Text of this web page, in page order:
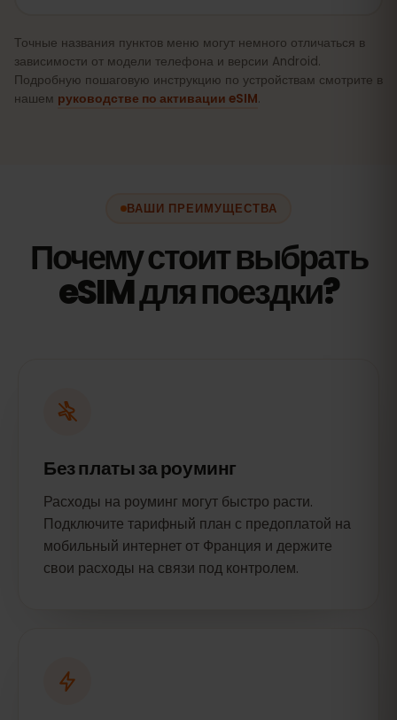
Точные названия пунктов меню могут немного отличаться в
зависимости от модели телефона и версии Android.
Подробную пошаговую инструкцию по устройствам смотрите в
нашем руководстве по активации eSIM.
ВАШИ ПРЕИМУЩЕСТВА
Почему стоит выбрать
eSIM для поездки?
Без платы за роуминг
Расходы на роуминг могут быстро расти.
Подключите тарифный план с предоплатой на
мобильный интернет от Франция и держите
свои расходы на связи под контролем.